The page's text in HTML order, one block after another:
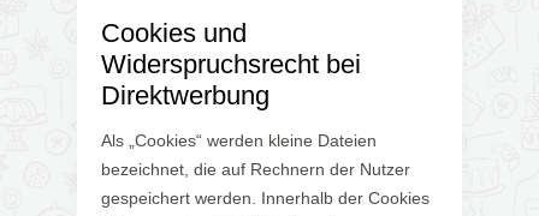
Cookies und
Widerspruchsrecht bei
Direktwerbung
Als „Cookies“ werden kleine Dateien
bezeichnet, die auf Rechnern der Nutzer
gespeichert werden. Innerhalb der Cookies